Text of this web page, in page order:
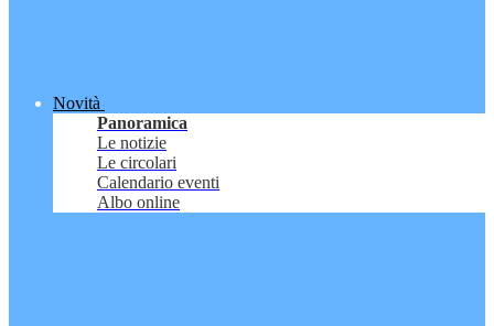
Novità
Panoramica
Le notizie
Le circolari
Calendario eventi
Albo online